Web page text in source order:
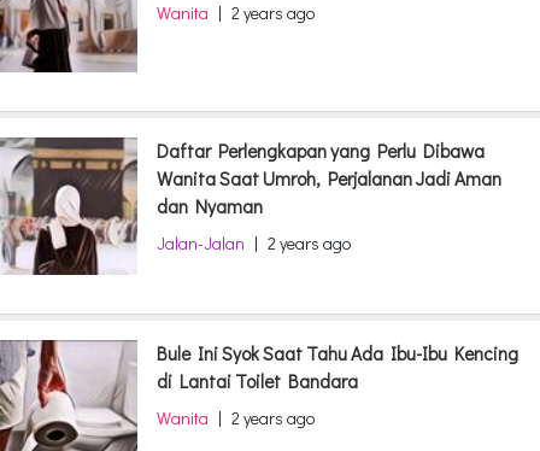
Wanita | 2 years ago
Daftar Perlengkapan yang Perlu Dibawa
Wanita Saat Umroh, Perjalanan Jadi Aman
dan Nyaman
Jalan-Jalan | 2 years ago
Bule Ini Syok Saat Tahu Ada Ibu-Ibu Kencing
di Lantai Toilet Bandara
Wanita | 2 years ago